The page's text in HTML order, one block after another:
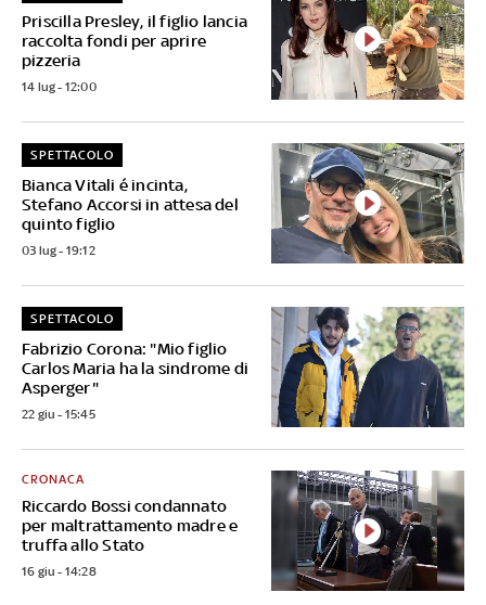
Priscilla Presley, il figlio lancia
raccolta fondi per aprire
pizzeria
14 lug - 12:00
Bianca Vitali é incinta,
Stefano Accorsi in attesa del
quinto figlio
SPETTACOLO
03 lug - 19:12
Fabrizio Corona: "Mio figlio
Carlos Maria ha la sindrome di
Asperger"
SPETTACOLO
22 giu - 15:45
Riccardo Bossi condannato
per maltrattamento madre e
truffa allo Stato
CRONACA
16 giu - 14:28